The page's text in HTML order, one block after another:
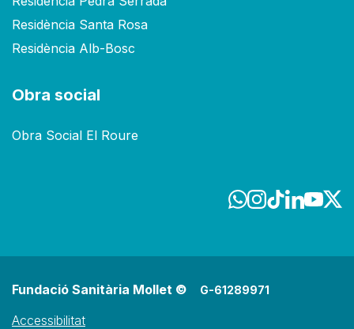
Residència Santa Rosa
Residència Alb-Bosc
Obra social
Obra Social El Roure
Fundació Sanitària Mollet © G-61289971
Accessibilitat